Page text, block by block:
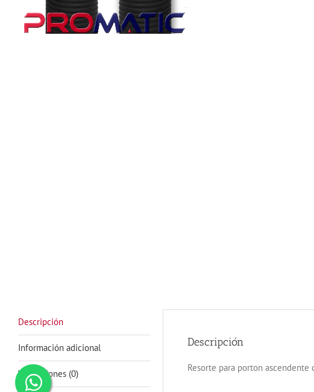
Descripción
Información adicional
Valoraciones (0)
Descripción
Resorte para porton